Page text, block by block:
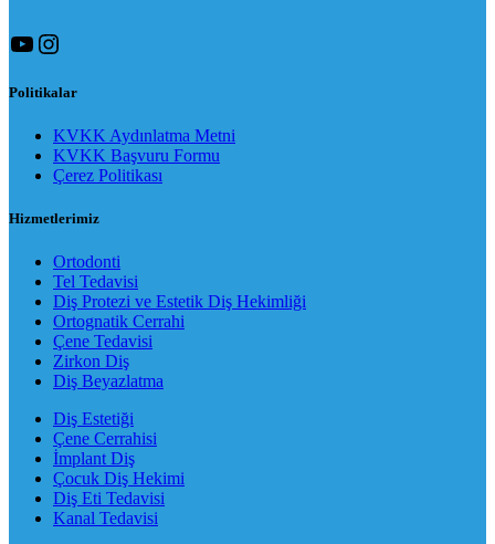
YouTube
Instagram
Politikalar
KVKK Aydınlatma Metni
KVKK Başvuru Formu
Çerez Politikası
Hizmetlerimiz
Ortodonti
Tel Tedavisi
Diş Protezi ve Estetik Diş Hekimliği
Ortognatik Cerrahi
Çene Tedavisi
Zirkon Diş
Diş Beyazlatma
Diş Estetiği
Çene Cerrahisi
İmplant Diş
Çocuk Diş Hekimi
Diş Eti Tedavisi
Kanal Tedavisi